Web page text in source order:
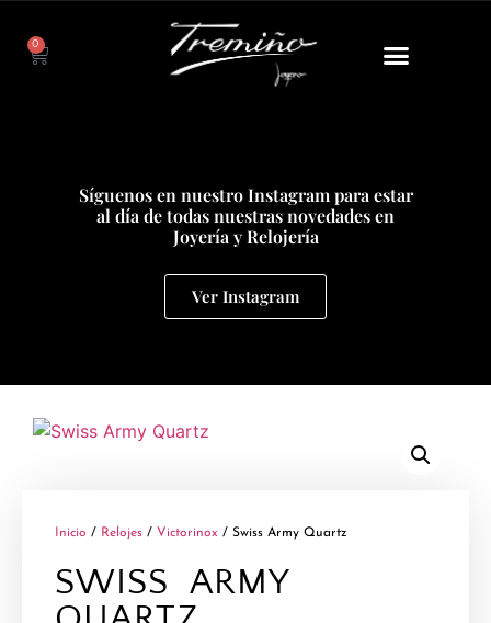
0
Síguenos en nuestro Instagram para estar
al día de todas nuestras novedades en
Joyería y Relojería
Ver Instagram
Inicio / Relojes / Victorinox / Swiss Army Quartz
SWISS ARMY